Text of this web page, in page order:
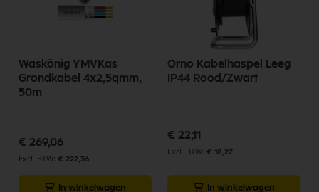
Waskönig YMVKas
Grondkabel 4x2,5qmm,
50m
€ 269,06
€ 222,36
In winkelwagen
Orno Kabelhaspel Leeg
IP44 Rood/Zwart
€ 22,11
€ 18,27
In winkelwagen